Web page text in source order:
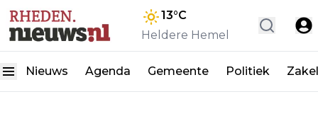
13°C
Heldere Hemel
Nieuws Agenda Gemeente Politiek